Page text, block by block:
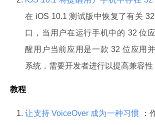
在 iOS 10.1 测试版中恢复了有关
口，当用户在运行手机中的 32 位
醒用户当前应用是一款 32 位应用
系统，需要开发者进行以提高兼容性
教程
让支持 VoiceOver 成为一种习惯 ：